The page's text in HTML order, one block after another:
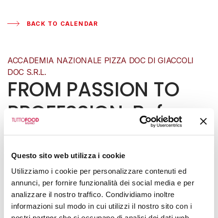
Questo sito web utilizza i cookie
Utilizziamo i cookie per personalizzare contenuti ed
annunci, per fornire funzionalità dei social media e per
analizzare il nostro traffico. Condividiamo inoltre
informazioni sul modo in cui utilizzi il nostro sito con i
BACK TO CALENDAR
ACCADEMIA NAZIONALE PIZZA DOC DI GIACCOLI
DOC S.R.L.
FROM PASSION TO
PROFESSION: Before
and After the
Academy — Training
That Makes the
Difference